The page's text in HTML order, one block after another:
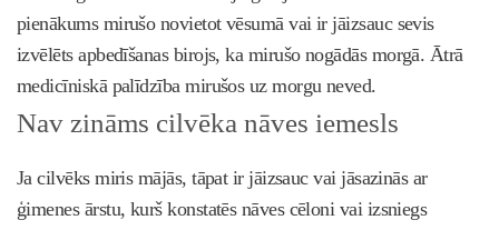
pienākums mirušo novietot vēsumā vai ir jāizsauc sevis
izvēlēts apbedīšanas birojs, ka mirušo nogādās morgā. Ātrā
medicīniskā palīdzība mirušos uz morgu neved.
Nav zināms cilvēka nāves iemesls
Ja cilvēks miris mājās, tāpat ir jāizsauc vai jāsazinās ar
ģimenes ārstu, kurš konstatēs nāves cēloni vai izsniegs